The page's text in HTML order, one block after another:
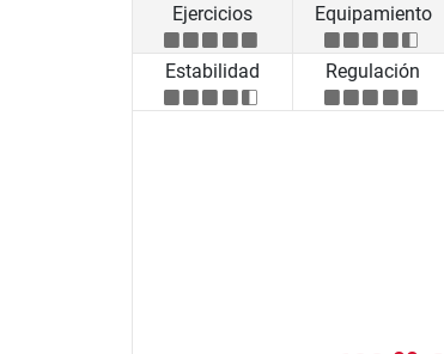
Ejercicios Equipamiento
Estabilidad Regulación